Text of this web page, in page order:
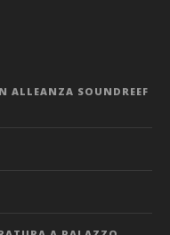
ALLEANZA SOUNDREEF